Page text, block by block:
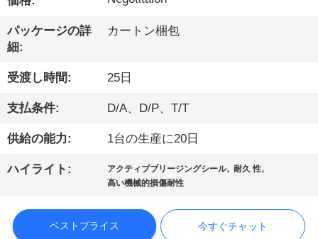
た
ち
い
て
場
パッケージの詳
細:
カートン梱包
受渡し時間: 25日
支払条件: D/A、D/P、T/T
供給の能力: 1台の生産に20日
ハイライト: アクティブブリージングシール,耐久 性,
高い機械的損傷耐性
ベストプライス 今すぐチャット